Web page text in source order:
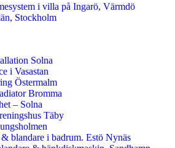
i villa på Ingarö, Värmdö
Stockholm
Solna
i Vasastan
Östermalm
Bromma
– Solna
Täby
blandare i badrum. Estö Nynäs